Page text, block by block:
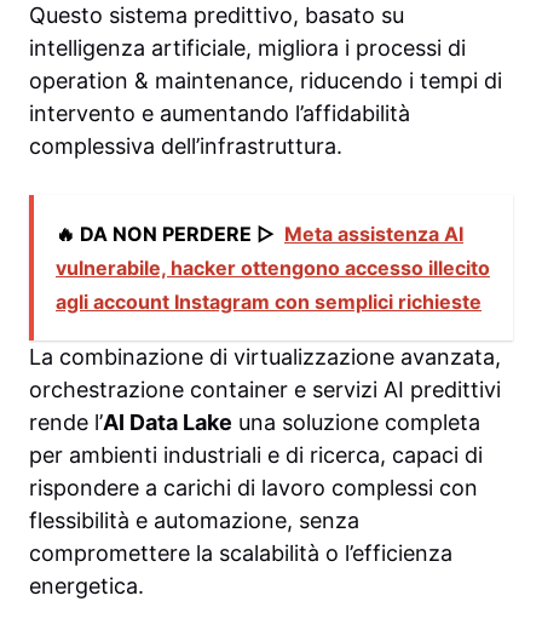
Questo sistema predittivo, basato su
intelligenza artificiale, migliora i processi di
operation & maintenance, riducendo i tempi di
intervento e aumentando l’affidabilità
complessiva dell’infrastruttura.
🔥 DA NON PERDERE ▷ Meta assistenza AI
vulnerabile, hacker ottengono accesso illecito
agli account Instagram con semplici richieste
La combinazione di virtualizzazione avanzata,
orchestrazione container e servizi AI predittivi
rende l’AI Data Lake una soluzione completa
per ambienti industriali e di ricerca, capaci di
rispondere a carichi di lavoro complessi con
flessibilità e automazione, senza
compromettere la scalabilità o l’efficienza
energetica.